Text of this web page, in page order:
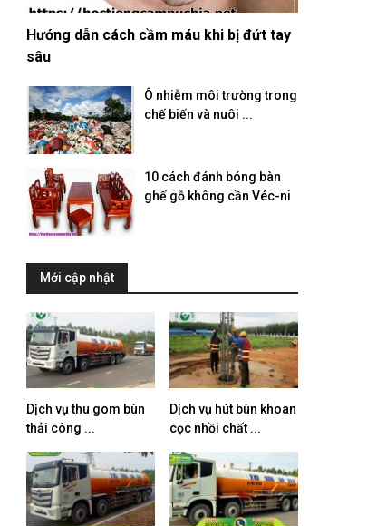
Hướng dẫn cách cầm máu khi bị đứt tay
sâu
Ô nhiễm môi trường trong
chế biến và nuôi ...
10 cách đánh bóng bàn
ghế gỗ không cần Véc-ni
Mới cập nhật
Dịch vụ thu gom bùn
thải công ...
Dịch vụ hút bùn khoan
cọc nhồi chất ...